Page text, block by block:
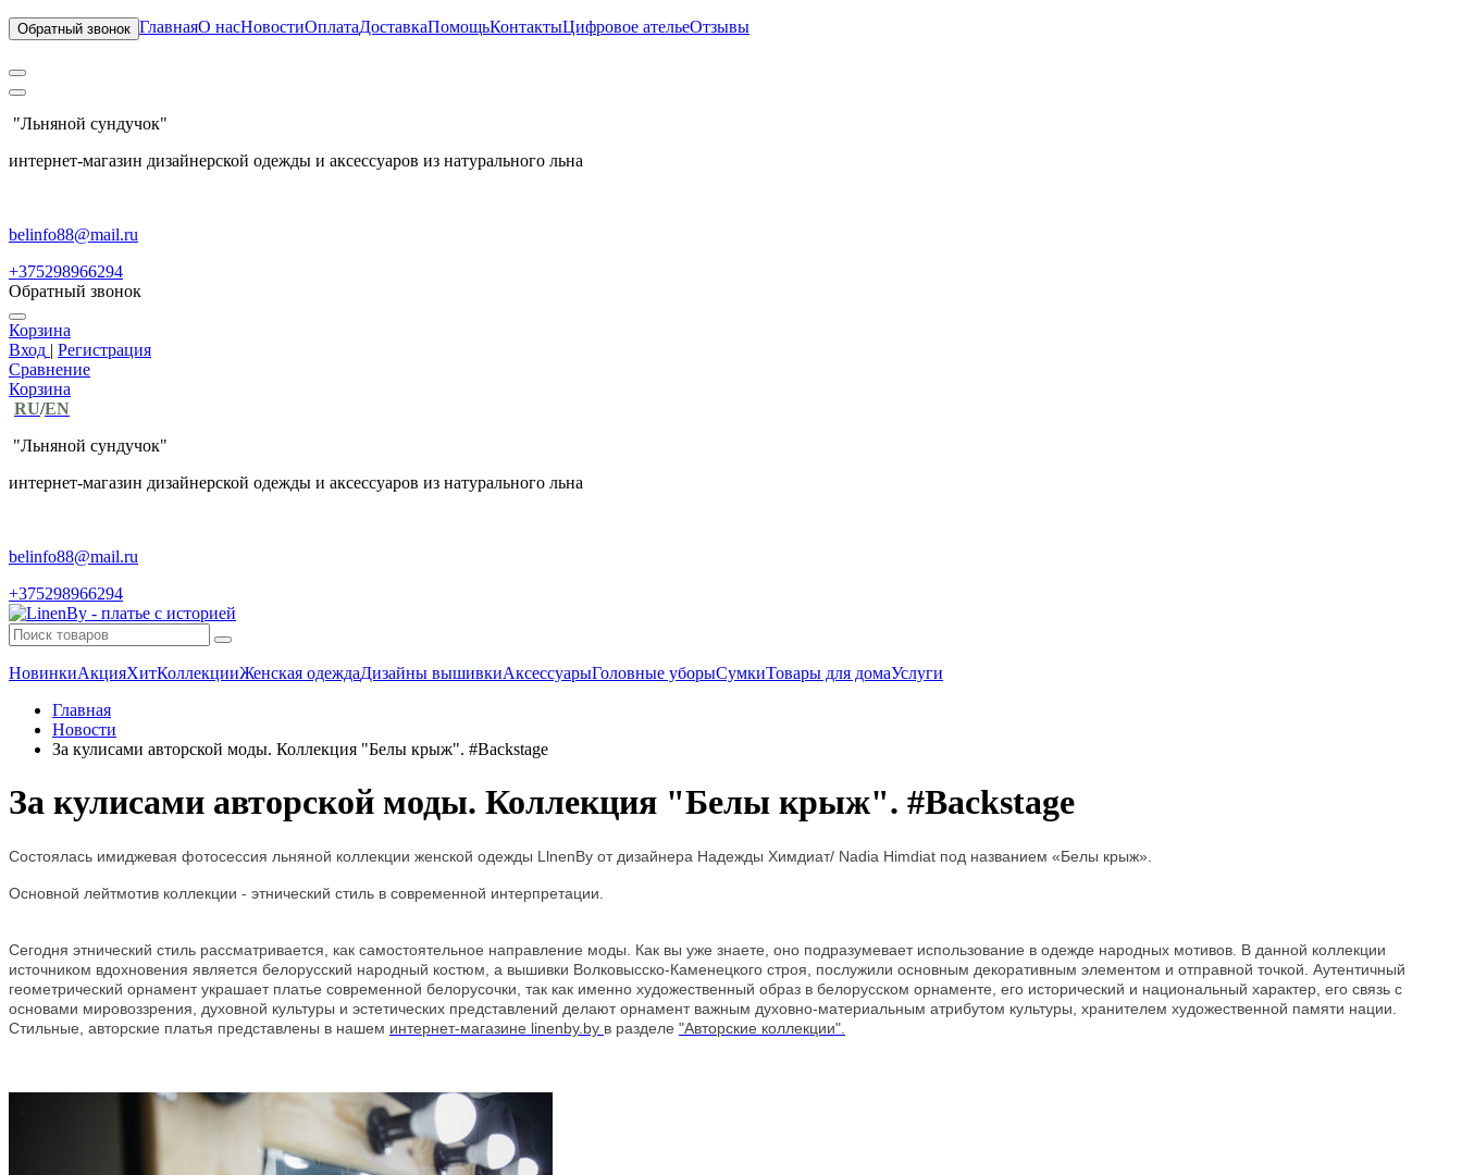
Обратный звонок ГлавнаяО насНовостиОплатаДоставкаПомощьКонтактыЦифровое ательеОтзывы
"Льняной сундучок"
интернет-магазин дизайнерской одежды и аксессуаров из натурального льна
belinfo88@mail.ru
+375298966294
Обратный звонок
Корзина
Вход | Регистрация
Сравнение
Корзина
RU/EN
"Льняной сундучок"
интернет-магазин дизайнерской одежды и аксессуаров из натурального льна
belinfo88@mail.ru
+375298966294
НовинкиАкцияХитКоллекцииЖенская одеждаДизайны вышивкиАксессуарыГоловные уборыСумкиТовары для домаУслуги
Главная
Новости
За кулисами авторской моды. Коллекция "Белы крыж". #Backstage
За кулисами авторской моды. Коллекция "Белы крыж". #Backstage
Состоялась имиджевая фотосессия льняной коллекции женской одежды LlnenBy от дизайнера Надежды Химдиат/ Nadia Himdiat под названием «Белы крыж».
Основной лейтмотив коллекции - этнический стиль в современной интерпретации.
Сегодня этнический стиль рассматривается, как самостоятельное направление моды. Как вы уже знаете, оно подразумевает использование в одежде народных мотивов. В данной коллекции
источником вдохновения является белорусский народный костюм, а вышивки Волковысско-Каменецкого строя, послужили основным декоративным элементом и отправной точкой. Аутентичный
геометрический орнамент украшает платье современной белорусочки, так как именно художественный образ в белорусском орнаменте, его исторический и национальный характер, его связь с
основами мировоззрения, духовной культуры и эстетических представлений делают орнамент важным духовно-материальным атрибутом культуры, хранителем художественной памяти нации.
Стильные, авторские платья представлены в нашем интернет-магазине linenby.by в разделе "Авторские коллекции".